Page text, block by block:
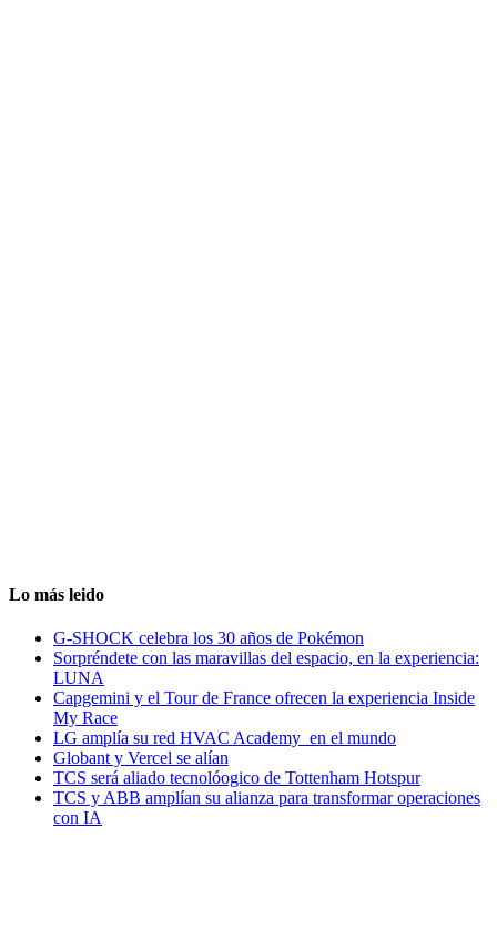
Lo más leido
G-SHOCK celebra los 30 años de Pokémon
Sorpréndete con las maravillas del espacio, en la experiencia:
LUNA
Capgemini y el Tour de France ofrecen la experiencia Inside
My Race
LG amplía su red HVAC Academy en el mundo
Globant y Vercel se alían
TCS será aliado tecnolóogico de Tottenham Hotspur
TCS y ABB amplían su alianza para transformar operaciones
con IA